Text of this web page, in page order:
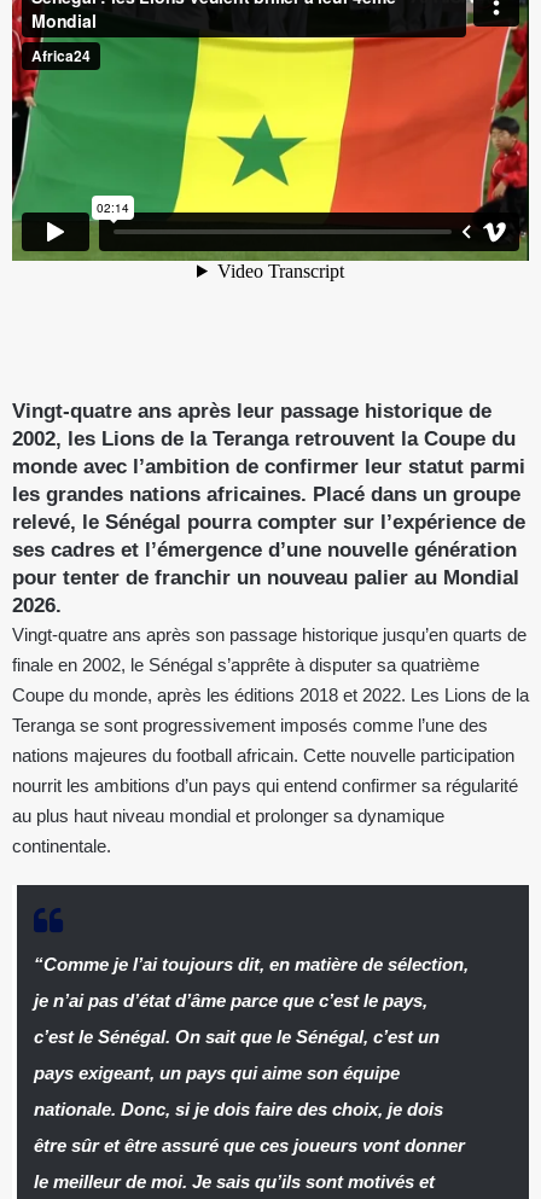
Vingt-quatre ans après leur passage historique de
2002, les Lions de la Teranga retrouvent la Coupe du
monde avec l’ambition de confirmer leur statut parmi
les grandes nations africaines. Placé dans un groupe
relevé, le Sénégal pourra compter sur l’expérience de
ses cadres et l’émergence d’une nouvelle génération
pour tenter de franchir un nouveau palier au Mondial
2026.
Vingt-quatre ans après son passage historique jusqu’en quarts de
finale en 2002, le Sénégal s’apprête à disputer sa quatrième
Coupe du monde, après les éditions 2018 et 2022. Les Lions de la
Teranga se sont progressivement imposés comme l’une des
nations majeures du football africain. Cette nouvelle participation
nourrit les ambitions d’un pays qui entend confirmer sa régularité
au plus haut niveau mondial et prolonger sa dynamique
continentale.
“Comme je l’ai toujours dit, en matière de sélection,
je n’ai pas d’état d’âme parce que c’est le pays,
c’est le Sénégal. On sait que le Sénégal, c’est un
pays exigeant, un pays qui aime son équipe
nationale. Donc, si je dois faire des choix, je dois
être sûr et être assuré que ces joueurs vont donner
le meilleur de moi. Je sais qu’ils sont motivés et